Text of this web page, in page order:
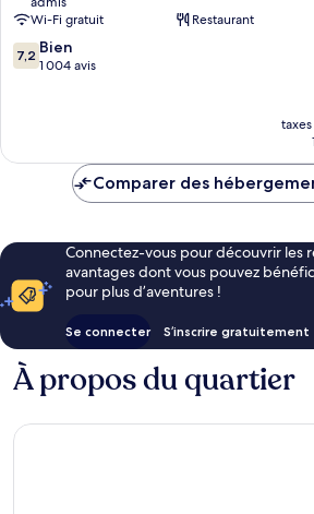
Roeser
Wi-Fi gratuit
Restaurant
7.2
sur
7,2 Bien
1 004 avis
Comparer des
Connectez-vous pour découvrir les
avantages dont vous pouvez
pour plus d’aventures !
Se connecter S’inscrire gratuitement
À propos du quartier